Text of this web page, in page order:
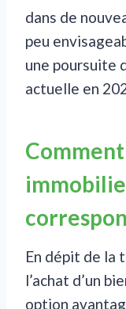
dans de
peu
une poursuite
actuelle en
En dépit de la
l’achat d’un
option